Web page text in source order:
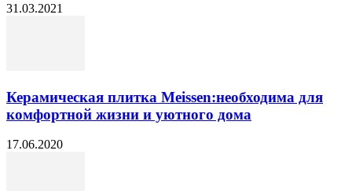
31.03.2021
Керамическая плитка Meissen:необходима для
комфортной жизни и уютного дома
17.06.2020